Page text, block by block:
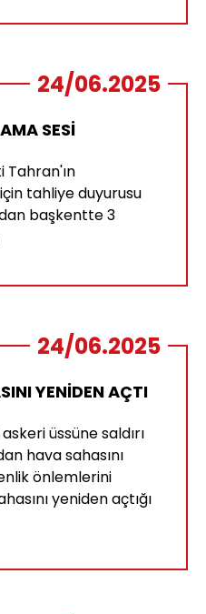
24/06.2025
SESİ
Tahran'ın
tahliye duyurusu
başkentte 3
24/06.2025
YENİDEN AÇTI
üssüne saldırı
hava sahasını
önlemlerini
yeniden açtığı